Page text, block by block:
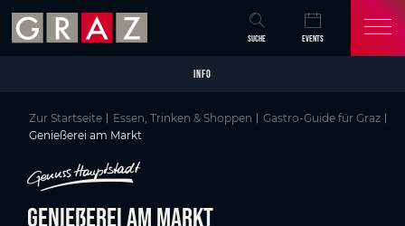
Skip to main content
Skip to table of contents
Skip to main navigation
SUCHE EVENTS
INFO
Zur Startseite Essen, Trinken & Shoppen
Gastro-Guide für Graz
Genießerei am Markt
Genießerei am Markt